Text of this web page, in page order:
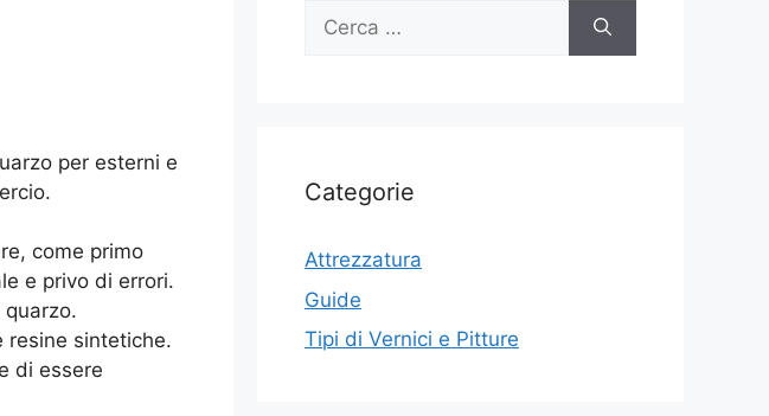
per esterni e
come primo
e privo di errori.
resine sintetiche.
di essere
Ricerca
Categorie
Attrezzatura
Guide
Tipi di Vernici e Pitture